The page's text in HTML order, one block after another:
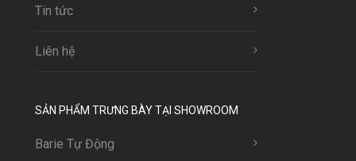
Tin tức
Liên hệ
SẢN PHẨM TRƯNG BÀY TẠI SHOWROOM
Barie Tự Động